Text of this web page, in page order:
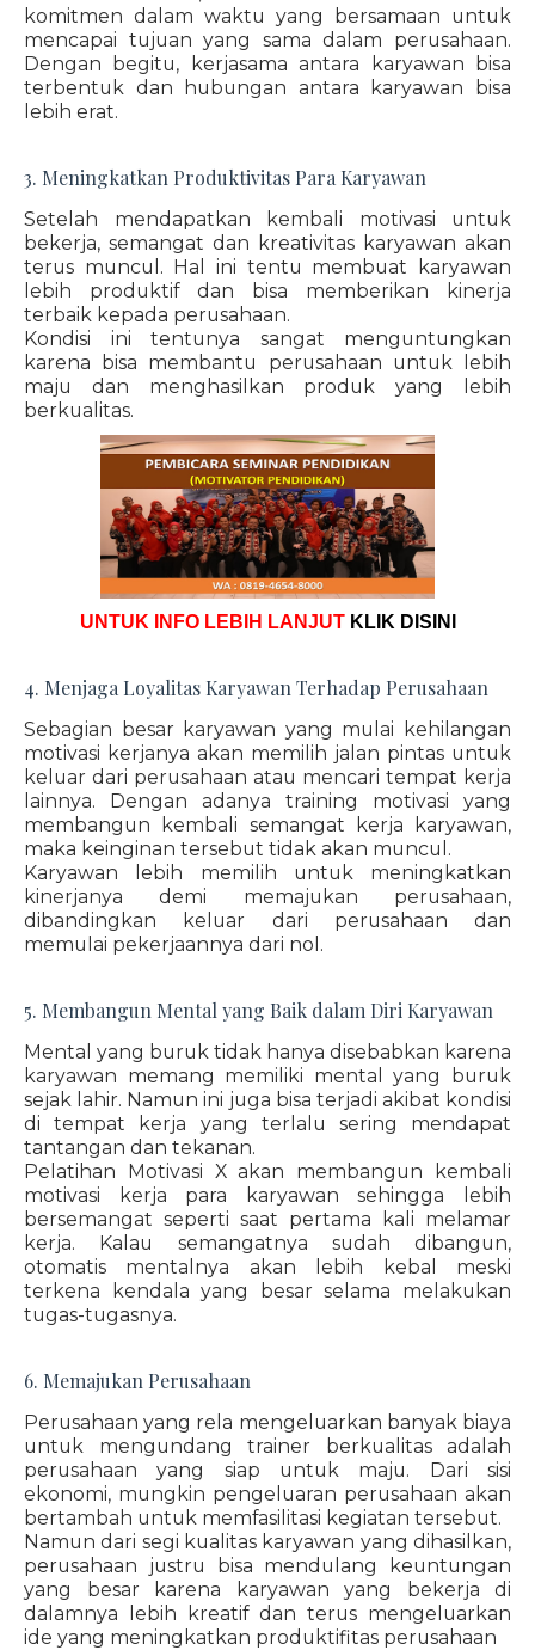
komitmen dalam waktu yang bersamaan untuk
mencapai tujuan yang sama dalam perusahaan.
Dengan begitu, kerjasama antara karyawan bisa
terbentuk dan hubungan antara karyawan bisa
lebih erat.
3. Meningkatkan Produktivitas Para Karyawan
Setelah mendapatkan kembali motivasi untuk
bekerja, semangat dan kreativitas karyawan akan
terus muncul. Hal ini tentu membuat karyawan
lebih produktif dan bisa memberikan kinerja
terbaik kepada perusahaan.
Kondisi ini tentunya sangat menguntungkan
karena bisa membantu perusahaan untuk lebih
maju dan menghasilkan produk yang lebih
berkualitas.
UNTUK INFO LEBIH LANJUT KLIK DISINI
4. Menjaga Loyalitas Karyawan Terhadap Perusahaan
Sebagian besar karyawan yang mulai kehilangan
motivasi kerjanya akan memilih jalan pintas untuk
keluar dari perusahaan atau mencari tempat kerja
lainnya. Dengan adanya training motivasi yang
membangun kembali semangat kerja karyawan,
maka keinginan tersebut tidak akan muncul.
Karyawan lebih memilih untuk meningkatkan
kinerjanya demi memajukan perusahaan,
dibandingkan keluar dari perusahaan dan
memulai pekerjaannya dari nol.
5. Membangun Mental yang Baik dalam Diri Karyawan
Mental yang buruk tidak hanya disebabkan karena
karyawan memang memiliki mental yang buruk
sejak lahir. Namun ini juga bisa terjadi akibat kondisi
di tempat kerja yang terlalu sering mendapat
tantangan dan tekanan.
Pelatihan Motivasi X akan membangun kembali
motivasi kerja para karyawan sehingga lebih
bersemangat seperti saat pertama kali melamar
kerja. Kalau semangatnya sudah dibangun,
otomatis mentalnya akan lebih kebal meski
terkena kendala yang besar selama melakukan
tugas-tugasnya.
6. Memajukan Perusahaan
Perusahaan yang rela mengeluarkan banyak biaya
untuk mengundang trainer berkualitas adalah
perusahaan yang siap untuk maju. Dari sisi
ekonomi, mungkin pengeluaran perusahaan akan
bertambah untuk memfasilitasi kegiatan tersebut.
Namun dari segi kualitas karyawan yang dihasilkan,
perusahaan justru bisa mendulang keuntungan
yang besar karena karyawan yang bekerja di
dalamnya lebih kreatif dan terus mengeluarkan
ide yang meningkatkan produktifitas perusahaan